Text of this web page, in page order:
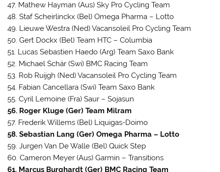
47. Mathew Hayman (Aus) Sky Pro Cycling Team
48. Staf Scheirlinckx (Bel) Omega Pharma – Lotto
49. Lieuwe Westra (Ned) Vacansoleil Pro Cycling Team
50. Gert Dockx (Bel) Team HTC – Columbia
51. Lucas Sebastien Haedo (Arg) Team Saxo Bank
52. Michael Schär (Swi) BMC Racing Team
53. Rob Ruijgh (Ned) Vacansoleil Pro Cycling Team
54. Fabian Cancellara (Swi) Team Saxo Bank
55. Cyril Lemoine (Fra) Saur – Sojasun
56. Roger Kluge (Ger) Team Milram
57. Frederik Willems (Bel) Liquigas-Doimo
58. Sebastian Lang (Ger) Omega Pharma – Lotto
59. Jurgen Van De Walle (Bel) Quick Step
60. Cameron Meyer (Aus) Garmin – Transitions
61. Marcus Burghardt (Ger) BMC Racing Team